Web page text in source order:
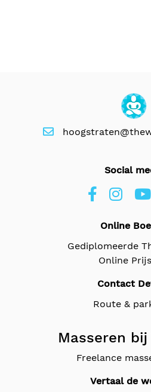
Social
Online
Gediplomeerde
Online
Contact
Route &
Masseren
Freelance
Vertaal de